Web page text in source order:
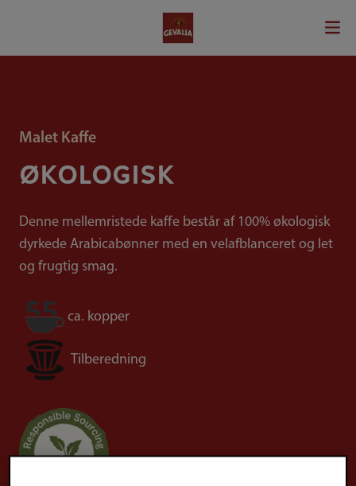
Malet Kaffe
ØKOLOGISK
Denne mellemristede kaffe består af 100% økologisk
dyrkede Arabicabønner med en velafblanceret og let
og frugtig smag.
ca. kopper
Tilberedning